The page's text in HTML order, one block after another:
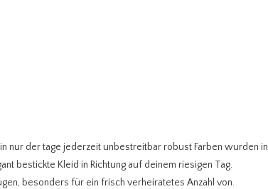
nur der tage jederzeit unbestreitbar robust Farben wurden in
bestickte Kleid in Richtung auf deinem riesigen Tag.
besonders für ein frisch verheiratetes Anzahl von.